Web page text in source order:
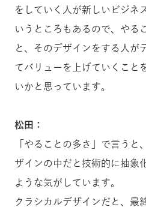
をしていく人が新しいビジネ
いうところもあるので、やる
と、そのデザインをする人が
てバリューを上げていくこと
いかと思っています。
松田：
「やることの多さ」で言うと
ザインの中だと技術的に抽象
ような気がしています。
クラシカルデザインだと、最